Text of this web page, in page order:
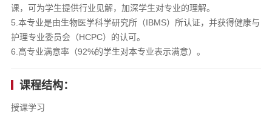
课，可为学生提供行业见解，加深学生对专业的理解。
5.本专业是由生物医学科学研究所（IBMS）所认证，并获得健康与
护理专业委员会（HCPC）的认可。
6.高专业满意率（92%的学生对本专业表示满意）。
课程结构：
授课学习